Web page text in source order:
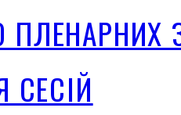
ПЛЕНАРНИХ
СЕСІЙ